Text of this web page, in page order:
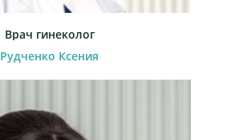
Врач гинеколог
Рудченко Ксения